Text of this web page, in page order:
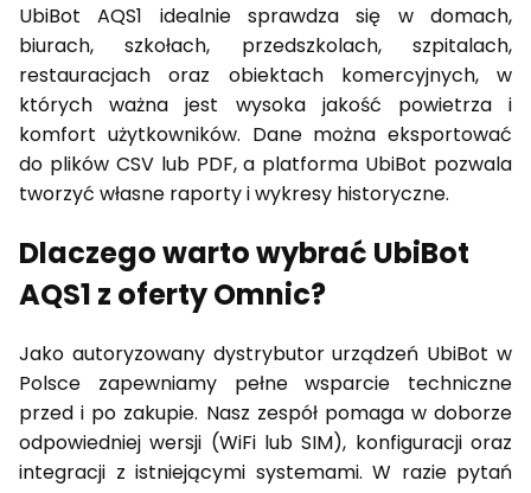
UbiBot AQS1 idealnie sprawdza się w domach,
biurach, szkołach, przedszkolach, szpitalach,
restauracjach oraz obiektach komercyjnych, w
których ważna jest wysoka jakość powietrza i
komfort użytkowników. Dane można eksportować
do plików CSV lub PDF, a platforma UbiBot pozwala
tworzyć własne raporty i wykresy historyczne.
Dlaczego warto wybrać UbiBot
AQS1 z oferty Omnic?
Jako autoryzowany dystrybutor urządzeń UbiBot w
Polsce zapewniamy pełne wsparcie techniczne
przed i po zakupie. Nasz zespół pomaga w doborze
odpowiedniej wersji (WiFi lub SIM), konfiguracji oraz
integracji z istniejącymi systemami. W razie pytań